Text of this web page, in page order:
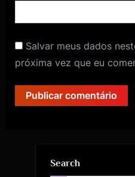
Salvar meus dados
próxima vez que eu
Search